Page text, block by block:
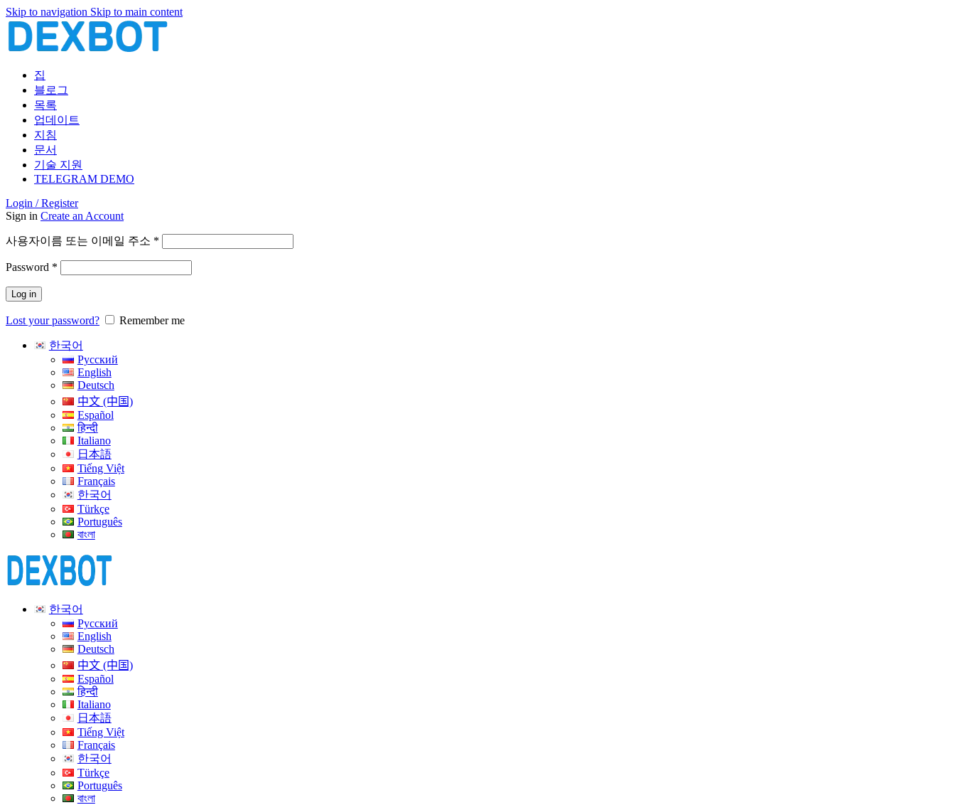
Skip to navigation Skip to main content
집
블로그
목록
업데이트
지침
문서
기술 지원
TELEGRAM DEMO
Login / Register
Sign in Create an Account
사용자이름 또는 이메일 주소 *
Password *
Log in
Lost your password? Remember me
한국어
Русский
English
Deutsch
中文 (中国)
Español
हिन्दी
Italiano
日本語
Tiếng Việt
Français
한국어
Türkçe
Português
বাংলা
한국어
Русский
English
Deutsch
中文 (中国)
Español
हिन्दी
Italiano
日本語
Tiếng Việt
Français
한국어
Türkçe
Português
বাংলা